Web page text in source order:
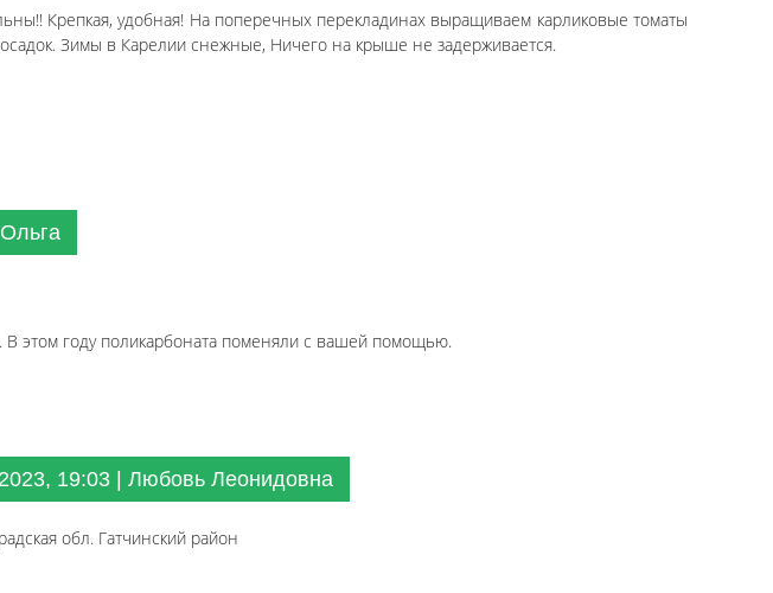
Крепкая, удобная! На поперечных перекладинах выращиваем карликовые томаты
Зимы в Карелии снежные, Ничего на крыше не задерживается.
В этом году поликарбоната поменяли с вашей помощью.
19:03 | Любовь Леонидовна
обл. Гатчинский район